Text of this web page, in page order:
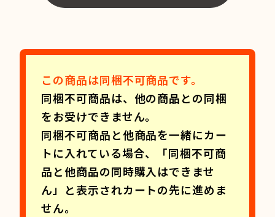
この商品は同梱不可商品です。
同梱不可商品は、他の商品との同梱
をお受けできません。
同梱不可商品と他商品を一緒にカー
トに入れている場合、「同梱不可商
品と他商品の同時購入はできませ
ん」と表示されカートの先に進めま
せん。